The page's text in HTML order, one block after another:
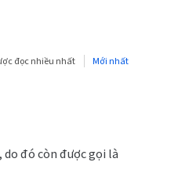
đọc nhiều nhất Mới nhất
đó còn được gọi là